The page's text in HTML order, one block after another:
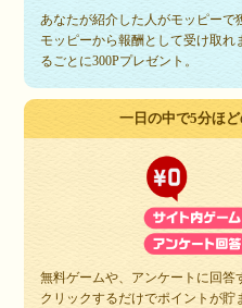
あなたが紹介した人がモッピーで
モッピーから報酬として受け取
るごとに300Pプレゼント。
一日の中で5分ほ
無料ゲームや、アンケートに回答
クリックするだけでポイントが貯